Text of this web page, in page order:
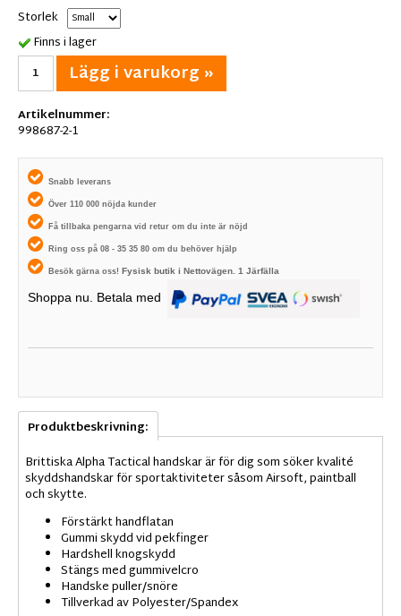
Storlek
Finns i lager
Lägg i varukorg »
Artikelnummer:
998687-2-1
Snabb leverans
Över 110 000 nöjda kunder
Få tillbaka pengarna vid retur om du inte är nöjd
Ring oss på 08 - 35 35 80 om du behöver hjälp
Besök gärna oss! Fysisk butik i Nettovägen. 1 Järfälla
Shoppa nu. Betala med
Produktbeskrivning:
Brittiska Alpha Tactical handskar är för dig som söker kvalité
skyddshandskar för sportaktiviteter såsom Airsoft, paintball
och skytte.
Förstärkt handflatan
Gummi skydd vid pekfinger
Hardshell knogskydd
Stängs med gummivelcro
Handske puller/snöre
Tillverkad av Polyester/Spandex